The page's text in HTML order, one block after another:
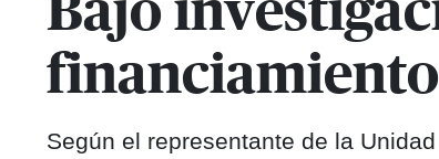
Bajo
Según el representante de la